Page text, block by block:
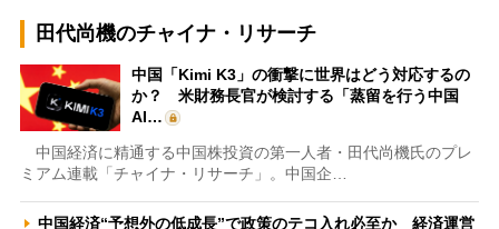
田代尚機のチャイナ・リサーチ
中国「Kimi K3」の衝撃に世界はどう対応するの
か？ 米財務長官が検討する「蒸留を行う中国
AI…
中国経済に精通する中国株投資の第一人者・田代尚機氏のプレ
ミアム連載「チャイナ・リサーチ」。中国企…
中国経済“予想外の低成長”で政策のテコ入れ必至か 経済運営